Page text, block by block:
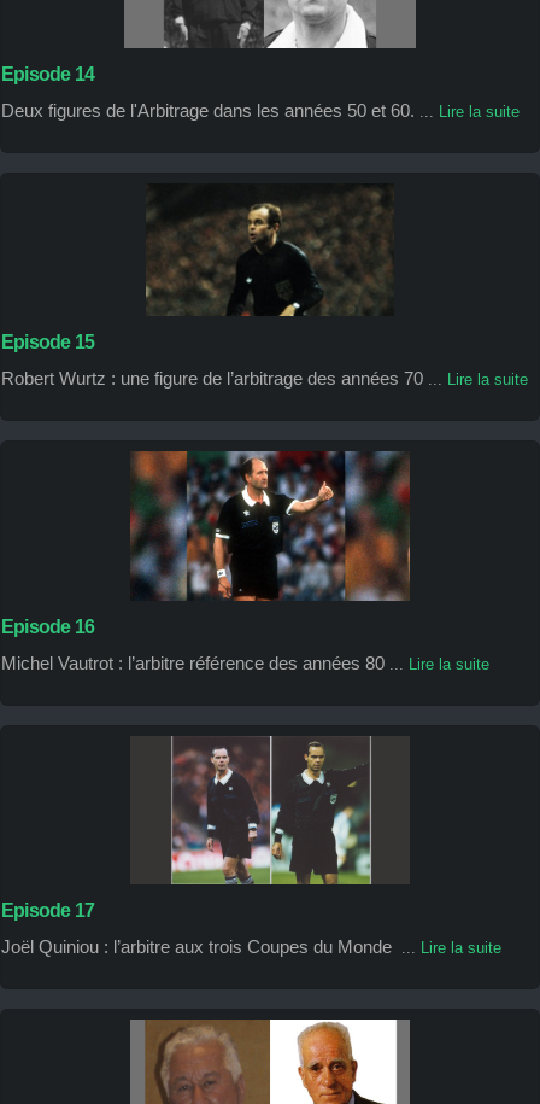
Episode 14
Deux figures de l'Arbitrage dans les années 50 et 60. ... Lire la suite
Episode 15
Robert Wurtz : une figure de l’arbitrage des années 70 ... Lire la suite
Episode 16
Michel Vautrot : l’arbitre référence des années 80 Lire la suite
Episode 17
Joël Quiniou : l’arbitre aux trois Coupes du Monde ... Lire la suite